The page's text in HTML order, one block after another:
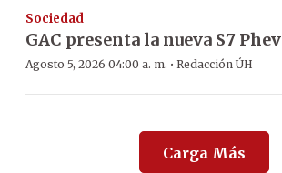
Sociedad
GAC presenta la nueva S7 Phev
Agosto 5, 2026 04:00 a. m. · Redacción ÚH
Carga Más